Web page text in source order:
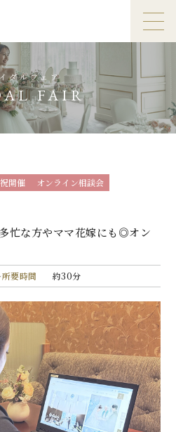
ダルフェア
FAIR
開催 オンライン相談会
忙な方やママ花嫁にも◎オン
所要時間 約30分